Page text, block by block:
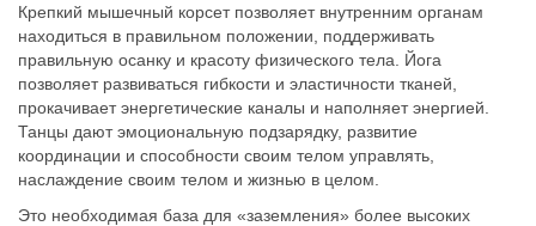
Крепкий мышечный корсет позволяет внутренним органам
находиться в правильном положении, поддерживать
правильную осанку и красоту физического тела. Йога
позволяет развиваться гибкости и эластичности тканей,
прокачивает энергетические каналы и наполняет энергией.
Танцы дают эмоциональную подзарядку, развитие
координации и способности своим телом управлять,
наслаждение своим телом и жизнью в целом.
Это необходимая база для «заземления» более высоких